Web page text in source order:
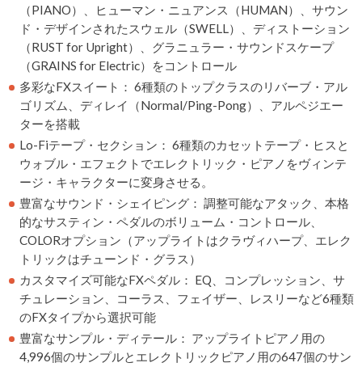
（PIANO）、ヒューマン・ニュアンス（HUMAN）、サウン
ド・デザインされたスウェル（SWELL）、ディストーション
（RUST for Upright）、グラニュラー・サウンドスケープ
（GRAINS for Electric）をコントロール
多彩なFXスイート： 6種類のトップクラスのリバーブ・アル
ゴリズム、ディレイ（Normal/Ping-Pong）、アルペジエー
ターを搭載
Lo-Fiテープ・セクション： 6種類のカセットテープ・ヒスと
ウォブル・エフェクトでエレクトリック・ピアノをヴィンテ
ージ・キャラクターに変身させる。
豊富なサウンド・シェイピング： 調整可能なアタック、本格
的なサスティン・ペダルのボリューム・コントロール、
COLORオプション（アップライトはクラヴィハープ、エレク
トリックはチューンド・グラス）
カスタマイズ可能なFXペダル： EQ、コンプレッション、サ
チュレーション、コーラス、フェイザー、レスリーなど6種類
のFXタイプから選択可能
豊富なサンプル・ディテール： アップライトピアノ用の
4,996個のサンプルとエレクトリックピアノ用の647個のサン